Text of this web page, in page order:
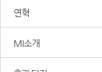
연혁
MI소개